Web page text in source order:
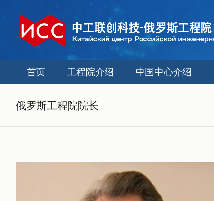
首页 工程院介绍 中国中心介绍
俄罗斯工程院院长